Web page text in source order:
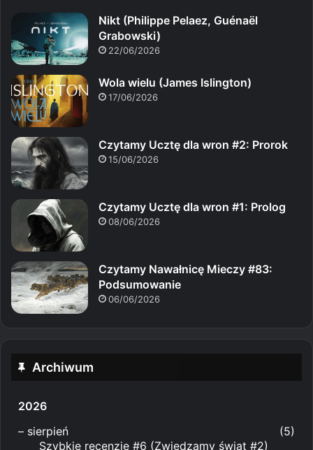
Nikt (Philippe Pelaez, Guénaël
Grabowski)
22/06/2026
Wola wielu (James Islington)
17/06/2026
Czytamy Ucztę dla wron #2: Prorok
15/06/2026
Czytamy Ucztę dla wron #1: Prolog
08/06/2026
Czytamy Nawałnicę Mieczy #83:
Podsumowanie
06/06/2026
Archiwum
2026
– sierpień
(5)
Szybkie recenzje #6 (Zwiedzamy świat #2)